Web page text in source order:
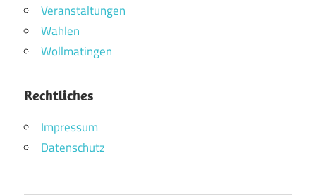
Veranstaltungen
Wahlen
Wollmatingen
Rechtliches
Impressum
Datenschutz